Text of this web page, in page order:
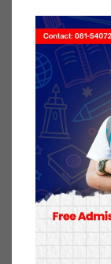
आउँदै गरेको
२, जुम्ला
बस सडकदेखि
जिल्ला
प्रारम्भिक
विशाल बमको
बसमा चार जना
कर्णाली
जिल्ला प्रहरी